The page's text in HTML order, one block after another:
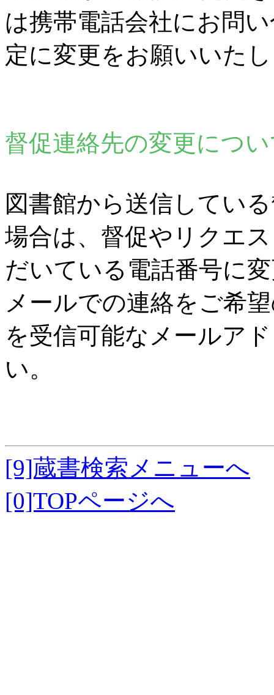
は携帯電話会社にお問
定に変更をお願いいた
督促連絡先の変更につ
図書館から送信してい
場合は、督促やリクエ
だいている電話番号に
メールでの連絡をご希
を受信可能なメールア
い。
[9]蔵書検索メニューへ
[0]TOPページへ